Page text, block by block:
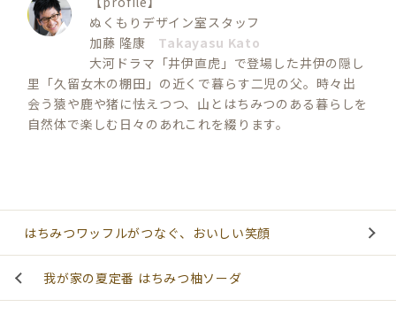
ぬくもりデザイン室スタッフ
加藤 隆康 Takayasu Kato
大河ドラマ「井伊直虎」で登場した井伊の隠し
里「久留女木の棚田」の近くで暮らす二児の父。時々出
会う猿や鹿や猪に怯えつつ、山とはちみつのある暮らしを
自然体で楽しむ日々のあれこれを綴ります。
はちみつワッフルがつなぐ、おいしい笑顔
我が家の夏定番 はちみつ柚ソーダ